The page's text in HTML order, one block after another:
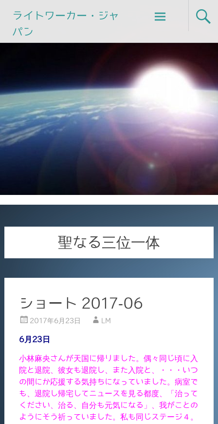
ライトワーカー・ジャ
パン
Skip
to
聖なる三位一体
ショート 2017-06
2017年6月23日 LM
6月23日
小林麻央さんが天国に帰りました。偶々同じ頃に入
院と退院、彼女も退院し、また入院と、・・・いつ
の間にか応援する気持ちになっていました。病室で
も、退院し帰宅してニュースを見る都度、「治って
ください、治る、自分も元気になる」、我がことの
ようにそう祈っていました。私も同じステージ４。